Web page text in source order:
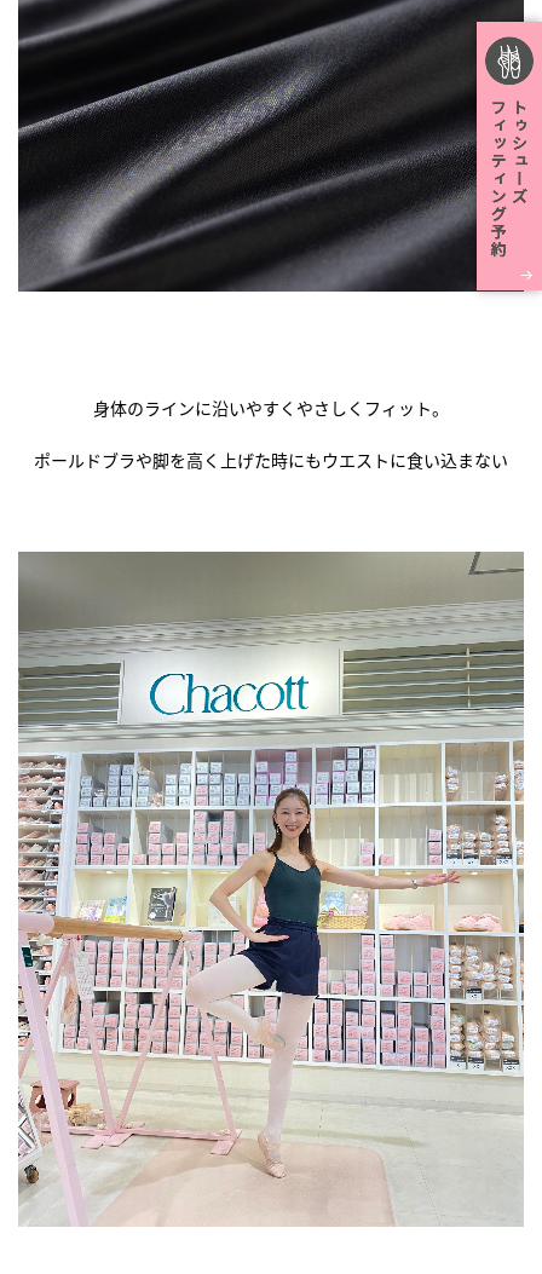
身体のラインに沿いやすくやさしくフィット。
ポールドブラや脚を高く上げた時にもウエストに食い込まない